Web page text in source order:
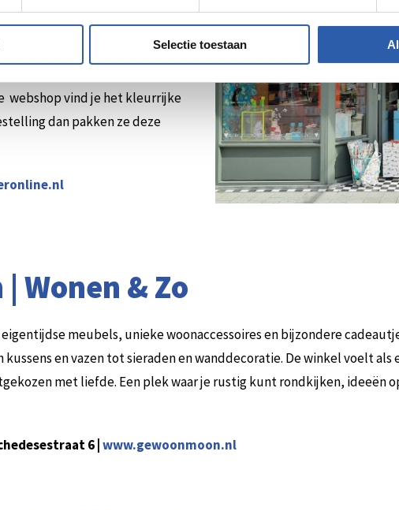
Selectie toestaan
je alles om je interieur op
Kom langs, laat je verrassen
met liefde is uitgezocht.
webshop vind je het kleurrijke
dan pakken ze deze
Wonen & Zo
meubels, unieke woonaccessoires en bijzondere
en vazen tot sieraden en wanddecoratie. De winkel voelt als
met liefde. Een plek waar je rustig kunt rondkijken, ideeën
6 | www.gewoonmoon.nl